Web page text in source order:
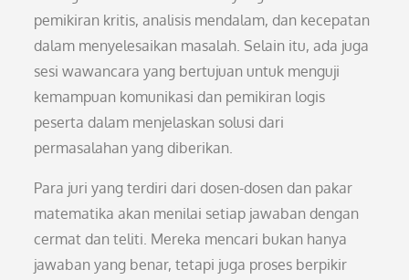
pemikiran kritis, analisis mendalam, dan kecepatan
dalam menyelesaikan masalah. Selain itu, ada juga
sesi wawancara yang bertujuan untuk menguji
kemampuan komunikasi dan pemikiran logis
peserta dalam menjelaskan solusi dari
permasalahan yang diberikan.
Para juri yang terdiri dari dosen-dosen dan pakar
matematika akan menilai setiap jawaban dengan
cermat dan teliti. Mereka mencari bukan hanya
jawaban yang benar, tetapi juga proses berpikir